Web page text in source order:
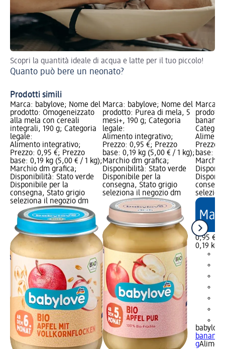
Scopri la quantità ideale di acqua e latte per il tuo piccolo!
Quanto può bere un neonato?
Prodotti simili
Marca: babylove; Nome del
prodotto: Omogeneizzato
alla mela con cereali
integrali, 190 g; Categoria
legale:
Alimento integrativo;
Prezzo: 0,95 €; Prezzo
base: 0,19 kg (5,00 € / 1 kg);
Marchio dm grafica;
Disponibilità: Stato verde
Disponibile per la
consegna, Stato grigio
seleziona il negozio dm
Marca: babylove; Nome del
prodotto: Purea di mela, 5
mesi+, 190 g; Categoria
legale:
Alimento integrativo;
Prezzo: 0,95 €; Prezzo
base: 0,19 kg (5,00 € / 1 kg);
Marchio dm grafica;
Disponibilità: Stato verde
Disponibile per la
consegna, Stato grigio
seleziona il negozio dm
Marca:
banana,
Prezzo:
base:
Marchio
0,95 €
0,19 kg
babylove
banana,
g